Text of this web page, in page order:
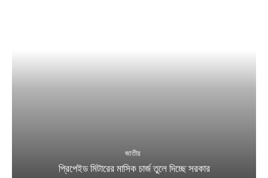
জাতীয়
প্রিপেইড মিটারের মাসিক চার্জ তুলে দিচ্ছে সরকার